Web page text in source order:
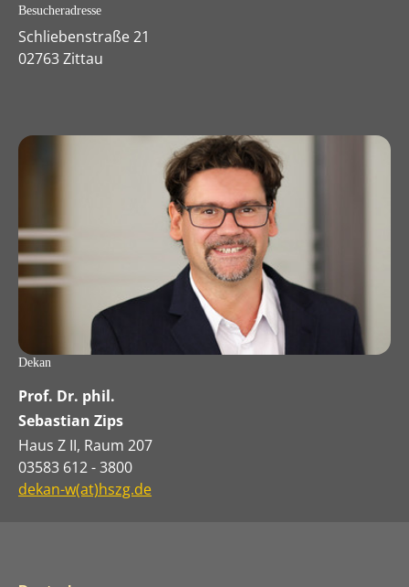
Besucheradresse
Schliebenstraße 21
02763 Zittau
Dekan
Prof. Dr. phil.
Sebastian Zips
Haus Z II, Raum 207
03583 612 - 3800
dekan-w(at)hszg.de